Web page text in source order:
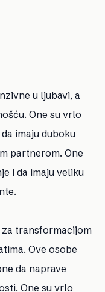
u ljubavi, a
One su vrlo
imaju duboku
partnerom. One
i da imaju veliku
za transformacijom
Ove osobe
da naprave
One su vrlo